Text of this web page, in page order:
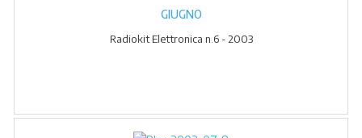
GIUGNO
Radiokit Elettronica n.6 - 2003